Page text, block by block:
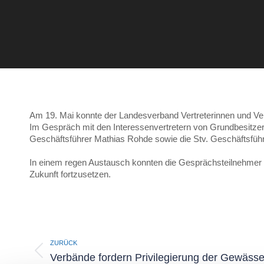
Am 19. Mai konnte der Landesverband Vertreterinnen und
Im Gespräch mit den Interessenvertretern von
Geschäftsführer Mathias Rohde sowie die Stv.
In einem regen Austausch konnten die
Zukunft fortzusetzen.
ZURÜCK
Vorheriger
Verbände fordern Privilegierung der